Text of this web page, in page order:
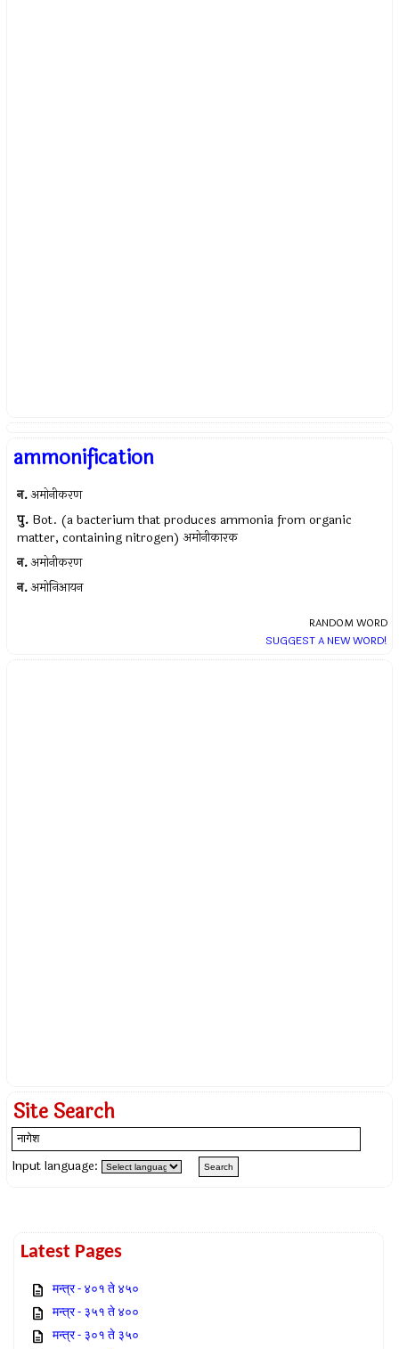
ammonification
न. अमोनीकरण
पु. Bot. (a bacterium that produces ammonia from organic
matter, containing nitrogen) अमोनीकारक
न. अमोनीकरण
न. अमोनिआयन
RANDOM WORD
SUGGEST A NEW WORD!
Site Search
Input language:
Latest Pages
मन्त्र - ४०१ ते ४५०
मन्त्र - ३५१ ते ४००
मन्त्र - ३०१ ते ३५०